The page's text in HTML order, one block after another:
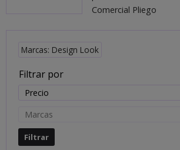
Comercial Pliego
Marcas: Design Look
Filtrar por
Precio
Marcas